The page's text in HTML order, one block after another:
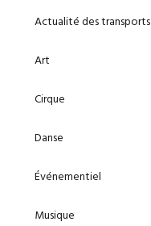
Actualité des transports
Art
Cirque
Danse
Événementiel
Musique